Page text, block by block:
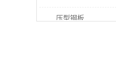
压型钢板